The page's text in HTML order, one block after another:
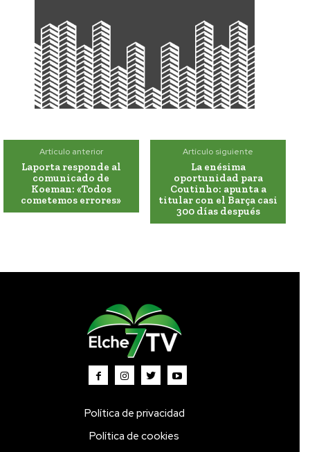
Artículo anterior
Laporta responde al
comunicado de
Koeman: «Todos
cometemos errores»
Artículo siguiente
La enésima
oportunidad para
Coutinho: apunta a
titular con el Barça casi
300 días después
Política de privacidad
Política de cookies